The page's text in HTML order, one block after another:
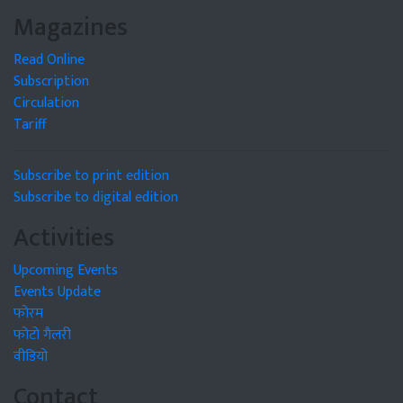
Magazines
Read Online
Subscription
Circulation
Tariff
Subscribe to print edition
Subscribe to digital edition
Activities
Upcoming Events
Events Update
फोरम
फोटो गैलरी
वीडियो